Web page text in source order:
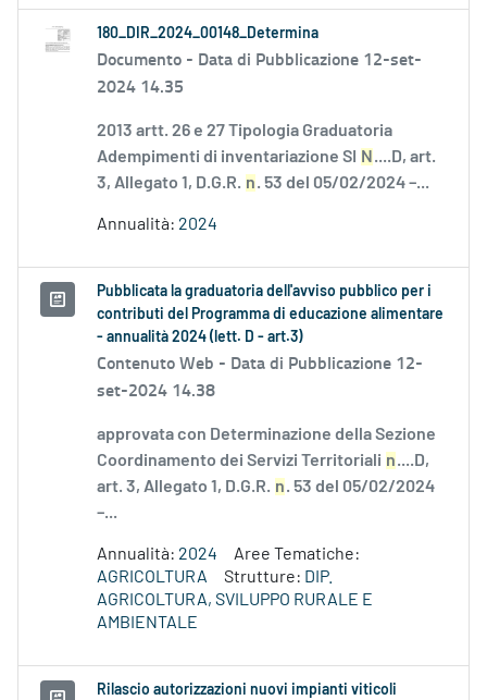
180_DIR_2024_00148_Determina
Documento - Data di Pubblicazione 12-set-
2024 14.35
2013 artt. 26 e 27 Tipologia Graduatoria
Adempimenti di inventariazione SI
N ....D, art.
3, Allegato 1, D.G.R. n. 53 del 05/02/2024 –...
Annualità: 2024
Pubblicata la graduatoria dell'avviso pubblico per i
contributi del Programma di educazione alimentare
- annualità 2024 (lett. D - art.3)
Contenuto Web - Data di Pubblicazione 12-
set-2024 14.38
approvata con Determinazione della Sezione
Coordinamento dei Servizi Territoriali n....D,
art. 3, Allegato 1, D.G.R. n. 53 del 05/02/2024
–...
Annualità: 2024
Aree Tematiche:
AGRICOLTURA
Strutture: DIP.
AGRICOLTURA, SVILUPPO RURALE E
AMBIENTALE
Rilascio autorizzazioni nuovi impianti viticoli